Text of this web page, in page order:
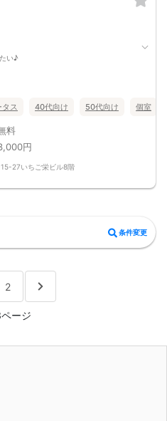
い♪
♡
hellip＆＆
？
ス 40代向け 50代向け 個室
料
円
27いちご栄ビル8階
条件変更
2
ージ